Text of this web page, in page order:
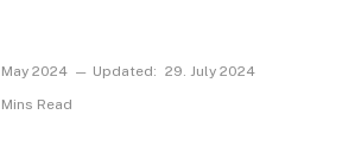
2024 Updated: 29. July 2024
Read